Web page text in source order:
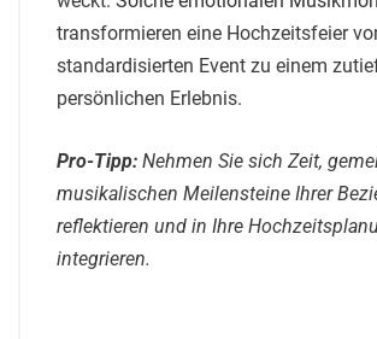
transformieren eine Hochzeitsfeier
standardisierten Event zu einem
persönlichen Erlebnis.
Pro-Tipp: Nehmen Sie sich Zeit,
musikalischen Meilensteine Ihrer
reflektieren und in Ihre
integrieren.